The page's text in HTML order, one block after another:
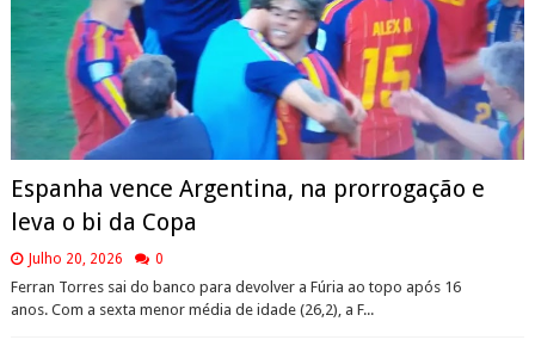
Espanha vence Argentina, na prorrogação e
leva o bi da Copa
Julho 20, 2026 0
Ferran Torres sai do banco para devolver a Fúria ao topo após 16
anos. Com a sexta menor média de idade (26,2), a F...